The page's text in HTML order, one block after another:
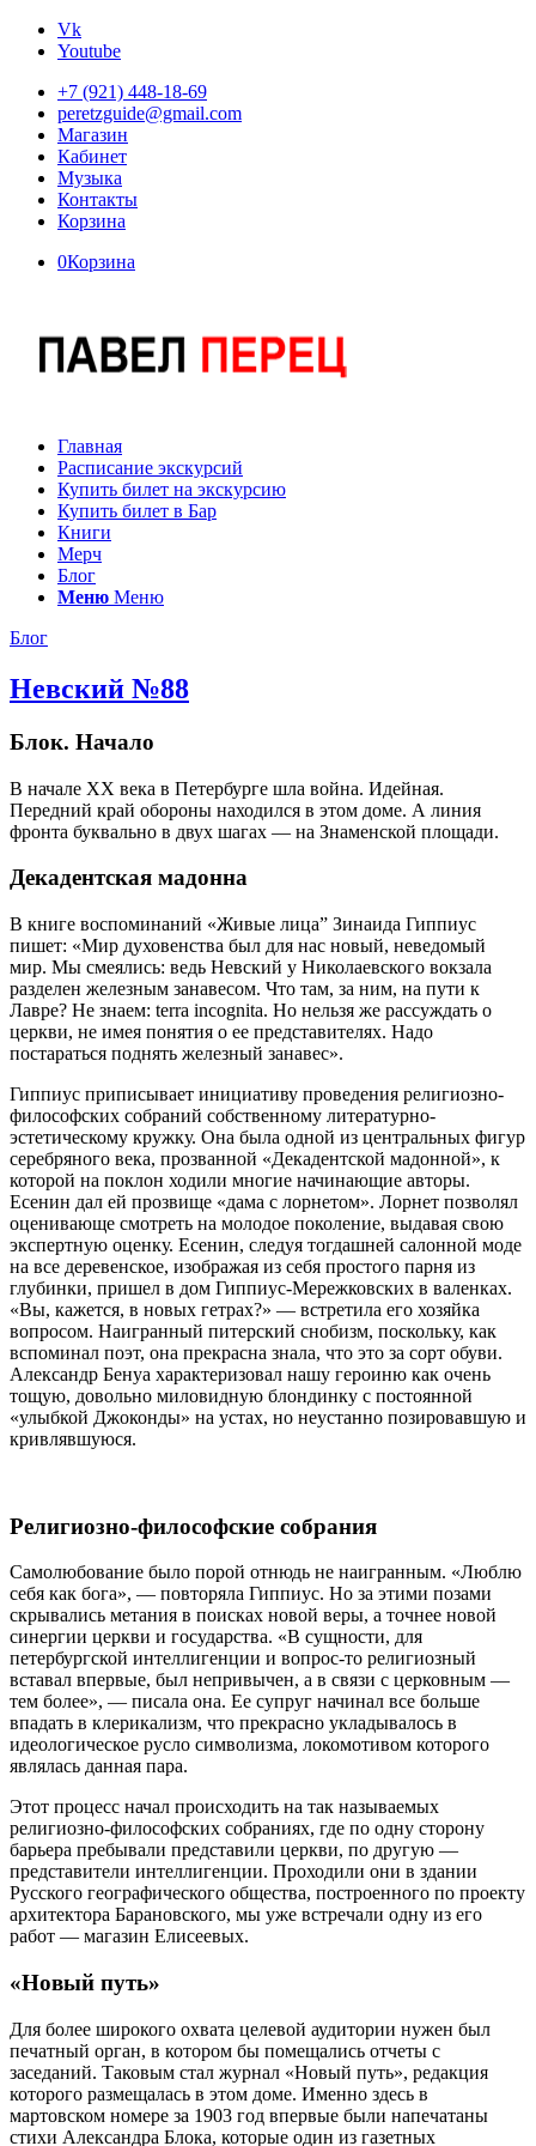
Vk
Youtube
+7 (921) 448-18-69
peretzguide@gmail.com
Магазин
Кабинет
Музыка
Контакты
Корзина
0Корзина
Главная
Расписание экскурсий
Купить билет на экскурсию
Купить билет в Бар
Книги
Мерч
Блог
Меню Меню
Блог
Невский №88
Блок. Начало
В начале ХХ века в Петербурге шла война. Идейная.
Передний край обороны находился в этом доме. А линия
фронта буквально в двух шагах — на Знаменской площади.
Декадентская мадонна
В книге воспоминаний «Живые лица” Зинаида Гиппиус
пишет: «Мир духовенства был для нас новый, неведомый
мир. Мы смеялись: ведь Невский у Николаевского вокзала
разделен железным занавесом. Что там, за ним, на пути к
Лавре? Не знаем: terra incognita. Но нельзя же рассуждать о
церкви, не имея понятия о ее представителях. Надо
постараться поднять железный занавес».
Гиппиус приписывает инициативу проведения религиозно-
философских собраний собственному литературно-
эстетическому кружку. Она была одной из центральных фигур
серебряного века, прозванной «Декадентской мадонной», к
которой на поклон ходили многие начинающие авторы.
Есенин дал ей прозвище «дама с лорнетом». Лорнет позволял
оценивающе смотреть на молодое поколение, выдавая свою
экспертную оценку. Есенин, следуя тогдашней салонной моде
на все деревенское, изображая из себя простого парня из
глубинки, пришел в дом Гиппиус-Мережковских в валенках.
«Вы, кажется, в новых гетрах?» — встретила его хозяйка
вопросом. Наигранный питерский снобизм, поскольку, как
вспоминал поэт, она прекрасна знала, что это за сорт обуви.
Александр Бенуа характеризовал нашу героиню как очень
тощую, довольно миловидную блондинку с постоянной
«улыбкой Джоконды» на устах, но неустанно позировавшую и
кривлявшуюся.
Религиозно-философские собрания
Самолюбование было порой отнюдь не наигранным. «Люблю
себя как бога», — повторяла Гиппиус. Но за этими позами
скрывались метания в поисках новой веры, а точнее новой
синергии церкви и государства. «В сущности, для
петербургской интеллигенции и вопрос-то религиозный
вставал впервые, был непривычен, а в связи с церковным —
тем более», — писала она. Ее супруг начинал все больше
впадать в клерикализм, что прекрасно укладывалось в
идеологическое русло символизма, локомотивом которого
являлась данная пара.
Этот процесс начал происходить на так называемых
религиозно-философских собраниях, где по одну сторону
барьера пребывали представили церкви, по другую —
представители интеллигенции. Проходили они в здании
Русского географического общества, построенного по проекту
архитектора Барановского, мы уже встречали одну из его
работ — магазин Елисеевых.
«Новый путь»
Для более широкого охвата целевой аудитории нужен был
печатный орган, в котором бы помещались отчеты с
заседаний. Таковым стал журнал «Новый путь», редакция
которого размещалась в этом доме. Именно здесь в
мартовском номере за 1903 год впервые были напечатаны
стихи Александра Блока, которые один из газетных